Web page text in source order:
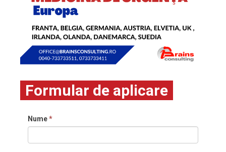
Formular de aplicare
Nume*